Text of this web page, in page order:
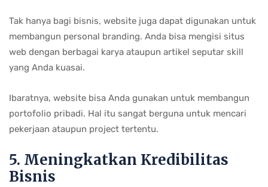
Tak hanya bagi bisnis, website juga dapat digunakan untuk
membangun personal branding. Anda bisa mengisi situs
web dengan berbagai karya ataupun artikel seputar skill
yang Anda kuasai.
Ibaratnya, website bisa Anda gunakan untuk membangun
portofolio pribadi. Hal itu sangat berguna untuk mencari
pekerjaan ataupun project tertentu.
5. Meningkatkan Kredibilitas
Bisnis